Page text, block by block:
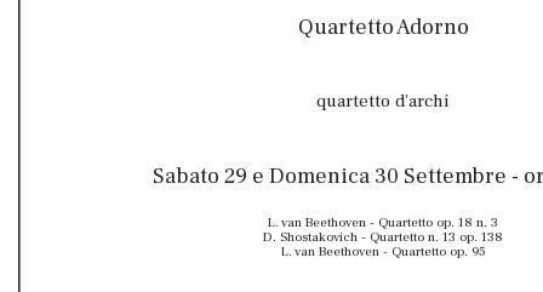
Quartetto Adorno
quartetto d'archi
Sabato 29 e Domenica 30 Settembre -
L. van Beethoven - Quartetto op. 18 n. 3
D. Shostakovich - Quartetto n. 13 op. 138
L. van Beethoven - Quartetto op. 95